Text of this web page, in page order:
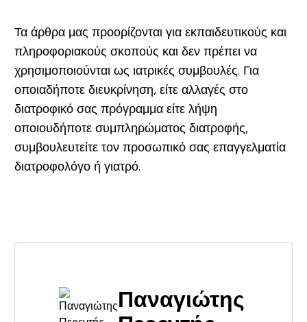
Τα άρθρα μας προορίζονται για εκπαιδευτικούς και
πληροφοριακούς σκοπούς και δεν πρέπει να
χρησιμοποιούνται ως ιατρικές συμβουλές. Για
οποιαδήποτε διευκρίνηση, είτε αλλαγές στο
διατροφικό σας πρόγραμμα είτε λήψη
οποιουδήποτε συμπληρώματος διατροφής,
συμβουλευτείτε τον προσωπικό σας επαγγελματία
διατροφολόγο ή γιατρό.
Παναγιώτης